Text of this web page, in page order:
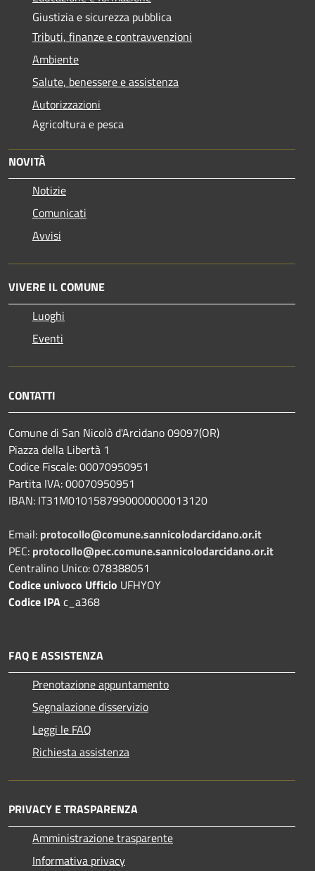
Giustizia e sicurezza pubblica
Tributi, finanze e contravvenzioni
Ambiente
Salute, benessere e assistenza
Autorizzazioni
Agricoltura e pesca
NOVITÀ
Notizie
Comunicati
Avvisi
VIVERE IL COMUNE
Luoghi
Eventi
CONTATTI
Comune di San Nicolò d'Arcidano 09097(OR)
Piazza della Libertà 1
Codice Fiscale: 00070950951
Partita IVA: 00070950951
IBAN: IT31M0101587990000000013120
Email: protocollo@comune.sannicolodarcidano.or.it
PEC: protocollo@pec.comune.sannicolodarcidano.or.it
Centralino Unico: 078388051
Codice univoco Ufficio UFHYOY
Codice IPAc_a368
FAQ E ASSISTENZA
Prenotazione appuntamento
Segnalazione disservizio
Leggi le FAQ
Richiesta assistenza
PRIVACY E TRASPARENZA
Amministrazione trasparente
Informativa privacy